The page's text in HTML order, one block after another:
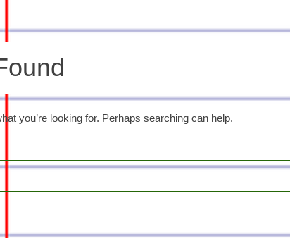
you’re looking for. Perhaps searching can help.